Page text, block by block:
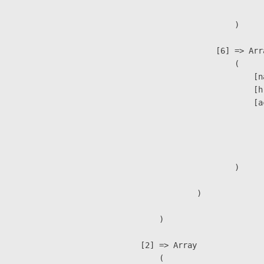
                        )
[6] =>
                        (
                        )
                )
        )
    [2] => Array
        (